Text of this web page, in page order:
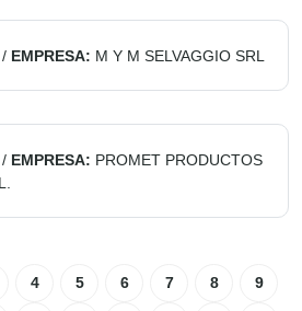
/ EMPRESA: M Y M SELVAGGIO SRL
/ EMPRESA: PROMET PRODUCTOS
4 5 6 7 8 9